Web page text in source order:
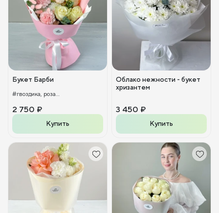
Букет Барби
#гвоздика, роза...
2 750 ₽
Купить
Облако нежности - букет
хризантем
3 450 ₽
Купить